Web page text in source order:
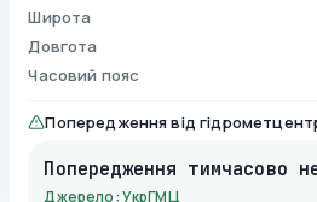
Широта
Довгота
Часовий пояс
Попередження від
Попередження тимчасово
Джерело: УкрГМЦ